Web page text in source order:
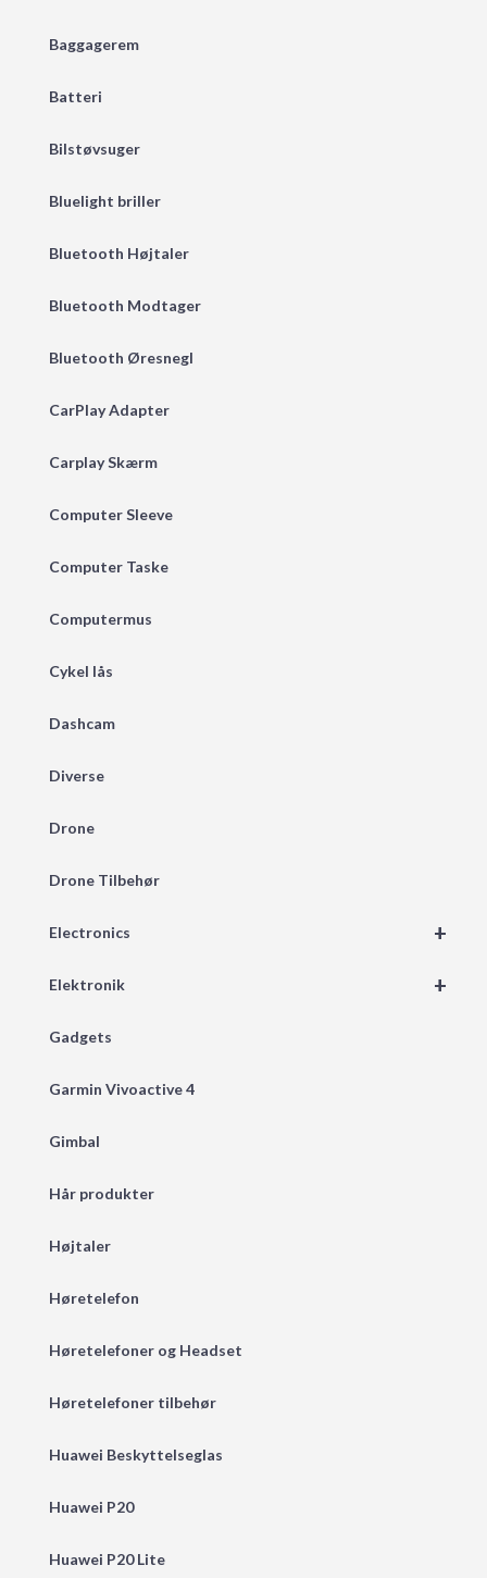
Baggagerem
Batteri
Bilstøvsuger
Bluelight briller
Bluetooth Højtaler
Bluetooth Modtager
Bluetooth Øresnegl
CarPlay Adapter
Carplay Skærm
Computer Sleeve
Computer Taske
Computermus
Cykel lås
Dashcam
Diverse
Drone
Drone Tilbehør
+
Electronics
+
Elektronik
Gadgets
Garmin Vivoactive 4
Gimbal
Hår produkter
Højtaler
Høretelefon
Høretelefoner og Headset
Høretelefoner tilbehør
Huawei Beskyttelseglas
Huawei P20
Huawei P20 Lite